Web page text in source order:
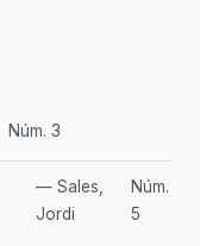
Núm. 3
— Sales,
Jordi
Núm.
5